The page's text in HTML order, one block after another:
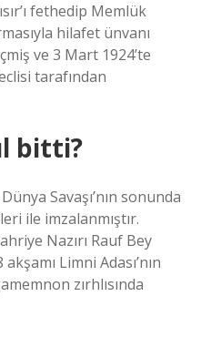
fethedip Memlük
hilafet ünvanı
ve 3 Mart 1924’te
tarafından
bitti?
Savaşı’nın sonunda
ile imzalanmıştır.
Nazırı Rauf Bey
Limni Adası’nın
zırhlısında